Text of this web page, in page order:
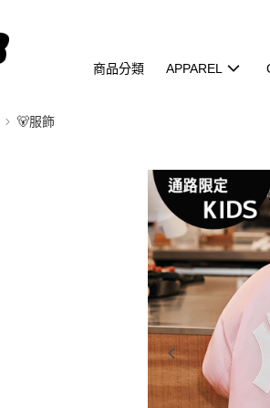
商品分類 APPAREL
🐻服飾